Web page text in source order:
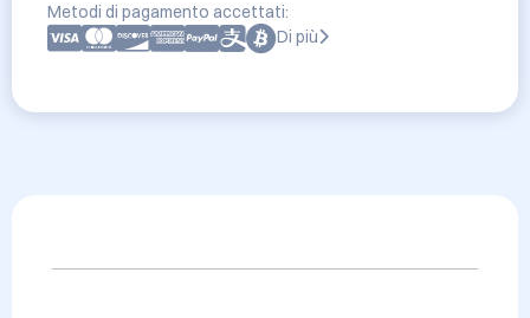
Metodi di pagamento accettati:
Di più